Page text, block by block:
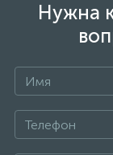
Нужна